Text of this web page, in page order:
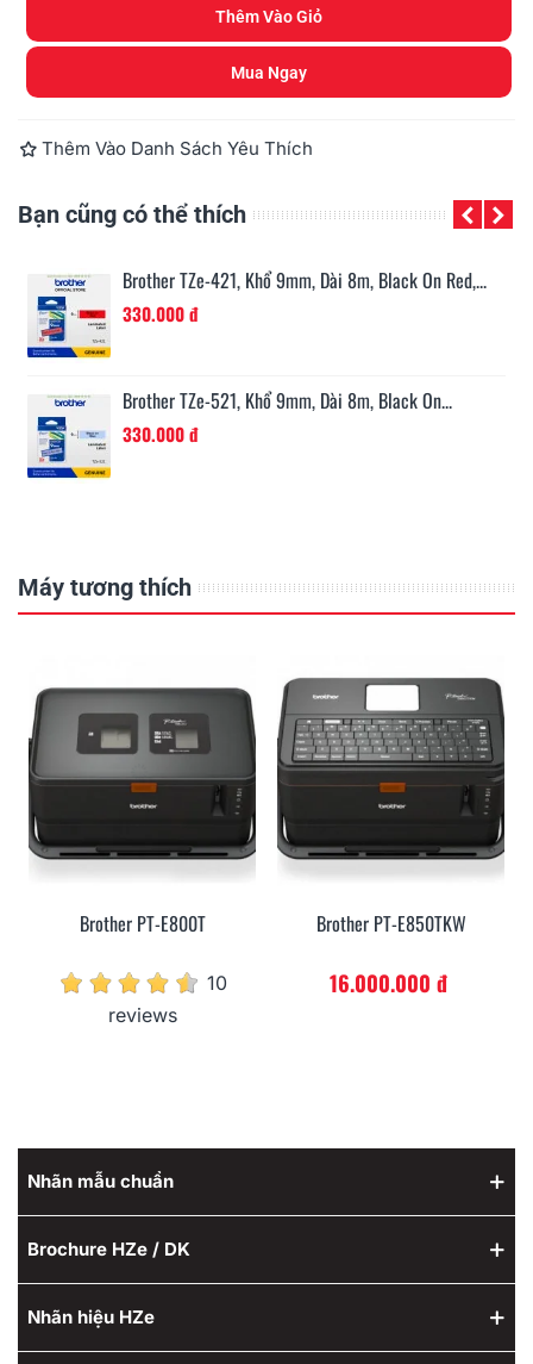
Thêm Vào Giỏ
Mua Ngay
Thêm Vào Danh Sách Yêu Thích
Bạn cũng có thể thích
Brother TZe-421, Khổ 9mm, Dài 8m, Black On Red,...
330.000 đ
Brother TZe-521, Khổ 9mm, Dài 8m, Black On...
330.000 đ
Máy tương thích
Brother PT-E800T
10
reviews
Brother PT-E850TKW
16.000.000 đ
Nhãn mẫu chuẩn
Brochure HZe / DK
Nhãn hiệu HZe